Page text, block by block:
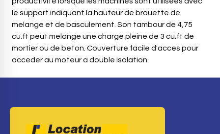
le support indiquant la hauteur de brouette de
melange et de basculement. Son tambour de 4,75
cu.ft peut melange une charge pleine de 3 cu.ft de
mortier ou de beton. Couverture facile d'acces pour
acceder au moteur a double isolation.